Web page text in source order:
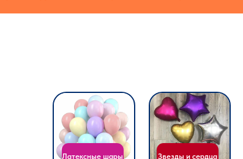
Латексные шары Звезды и сердца